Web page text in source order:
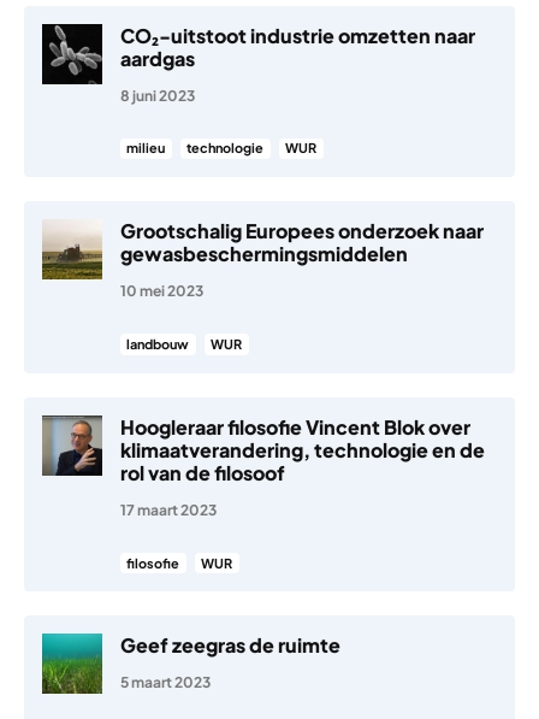
CO₂-uitstoot industrie omzetten naar
aardgas
8 juni 2023
milieu technologie WUR
Grootschalig Europees onderzoek naar
gewasbeschermingsmiddelen
10 mei 2023
landbouw WUR
Hoogleraar filosofie Vincent Blok over
klimaatverandering, technologie en de
rol van de filosoof
17 maart 2023
filosofie WUR
Geef zeegras de ruimte
5 maart 2023